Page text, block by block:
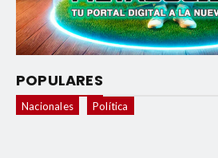
POPULARES
Nacionales Política